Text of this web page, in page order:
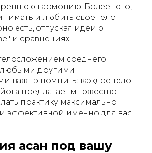
гармонию. Более того,
и любить свое тело
есть, отпуская идеи о
и сравнениях.
среднего
любыми другими
важно помнить: каждое тело
предлагает множество
практику максимально
эффективной именно для вас.
асан под вашу